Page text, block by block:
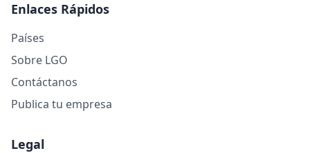
Enlaces Rápidos
Países
Sobre LGO
Contáctanos
Publica tu empresa
Legal